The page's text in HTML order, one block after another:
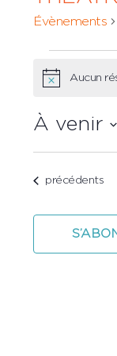
Évènements
Notice
Aucun
À venir
date.Évènements
précédents